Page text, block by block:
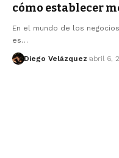
cómo establecer
En el mundo de los
es…
Diego Velázquez abril 6,